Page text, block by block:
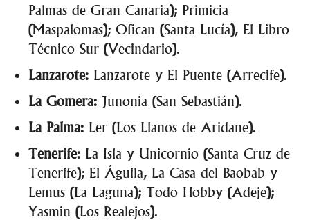
Palmas de Gran Canaria); Primicia
(Maspalomas); Ofican (Santa Lucía), El Libro
Técnico Sur (Vecindario).
Lanzarote: Lanzarote y El Puente (Arrecife).
La Gomera: Junonia (San Sebastián).
La Palma: Ler (Los Llanos de Aridane).
Tenerife: La Isla y Unicornio (Santa Cruz de
Tenerife); El Águila, La Casa del Baobab y
Lemus (La Laguna); Todo Hobby (Adeje);
Yasmin (Los Realejos).